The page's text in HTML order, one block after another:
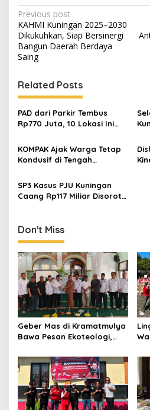
Post
navigation
Previous post
KAHMI Kuningan 2025–2030
Dikukuhkan, Siap Bersinergi
Bangun Daerah Berdaya
Saing
Related Posts
PAD dari Parkir Tembus
Rp770 Juta, 10 Lokasi Ini
KOMPAK Ajak Warga Tetap
Kondusif di Tengah
SP3 Kasus PJU Kuningan
Caang Rp117 Miliar Disorot,
Don't Miss
Geber Mas di Kramatmulya
Bawa Pesan Ekoteologi,
Tanam Pohon